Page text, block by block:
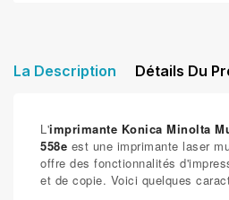
La Description Détails Du
L'imprimante Konica Minolta
558e est une imprimante laser
offre des fonctionnalités
et de copie. Voici quelques